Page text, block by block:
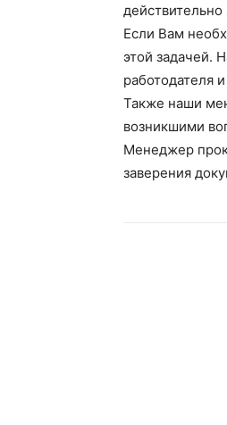
Если Вам
этой задачей.
работодателя
Также наши
возникшими
Менеджер
заверения